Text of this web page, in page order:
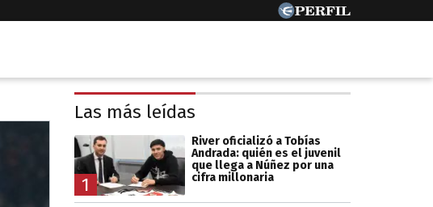
Las más leídas
1
River oficializó a Tobías
Andrada: quién es el juvenil
que llega a Núñez por una
cifra millonaria